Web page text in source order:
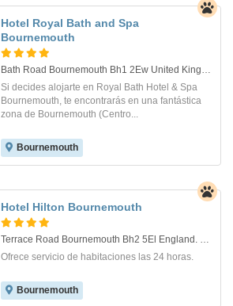
Hotel Royal Bath and Spa
Bournemouth
Bath Road Bournemouth Bh1 2Ew United Kingdom. Bournemouth
Si decides alojarte en Royal Bath Hotel & Spa
Bournemouth, te encontrarás en una fantástica
zona de Bournemouth (Centro...
Bournemouth
Hotel Hilton Bournemouth
Terrace Road Bournemouth Bh2 5El England. Bournemouth
Ofrece servicio de habitaciones las 24 horas.
Bournemouth